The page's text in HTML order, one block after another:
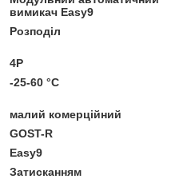
вимикач Easy9
Розподіл
4P
-25-60 °C
малий комерційний
GOST-R
Easy9
Затисканням